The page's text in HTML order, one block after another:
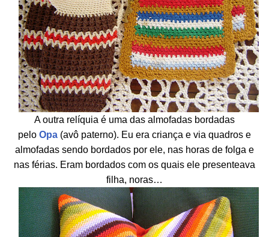
A outra relíquia é uma das almofadas bordadas
pelo Opa (avô paterno). Eu era criança e via quadros e
almofadas sendo bordados por ele, nas horas de folga e
nas férias. Eram bordados com os quais ele presenteava
filha, noras…